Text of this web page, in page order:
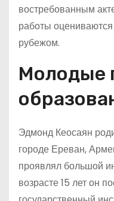
востребованным
работы
рубежом.
Молодые
Эдмонд Кеосаян
городе Ереван,
проявлял большой
возрасте 15 лет он